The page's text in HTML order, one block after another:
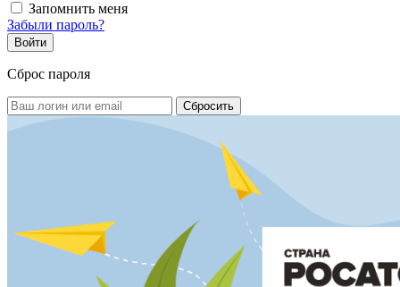
Запомнить меня
Забыли пароль?
Сброс пароля